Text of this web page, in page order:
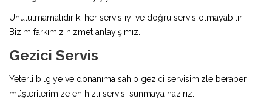
Unutulmamalıdır ki her servis iyi ve doğru servis olmayabilir!
Bizim farkımız hizmet anlayışımız.
Gezici Servis
Yeterli bilgiye ve donanıma sahip gezici servisimizle beraber
müşterilerimize en hızlı servisi sunmaya hazırız.